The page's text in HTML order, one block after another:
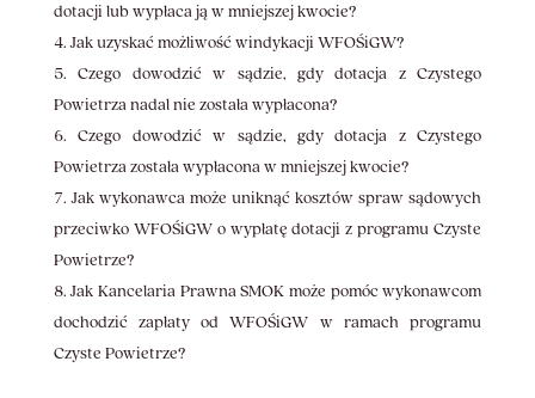
dotacji lub wypłaca ją w mniejszej kwocie?
Jak uzyskać możliwość windykacji WFOŚiGW?
Czego dowodzić w sądzie, gdy dotacja z Czystego
Powietrza nadal nie została wypłacona?
Czego dowodzić w sądzie, gdy dotacja z Czystego
Powietrza została wypłacona w mniejszej kwocie?
Jak wykonawca może uniknąć kosztów spraw sądowych
przeciwko WFOŚiGW o wypłatę dotacji z programu Czyste
Powietrze?
Jak Kancelaria Prawna SMOK może pomóc wykonawcom
dochodzić zapłaty od WFOŚiGW w ramach programu
Czyste Powietrze?